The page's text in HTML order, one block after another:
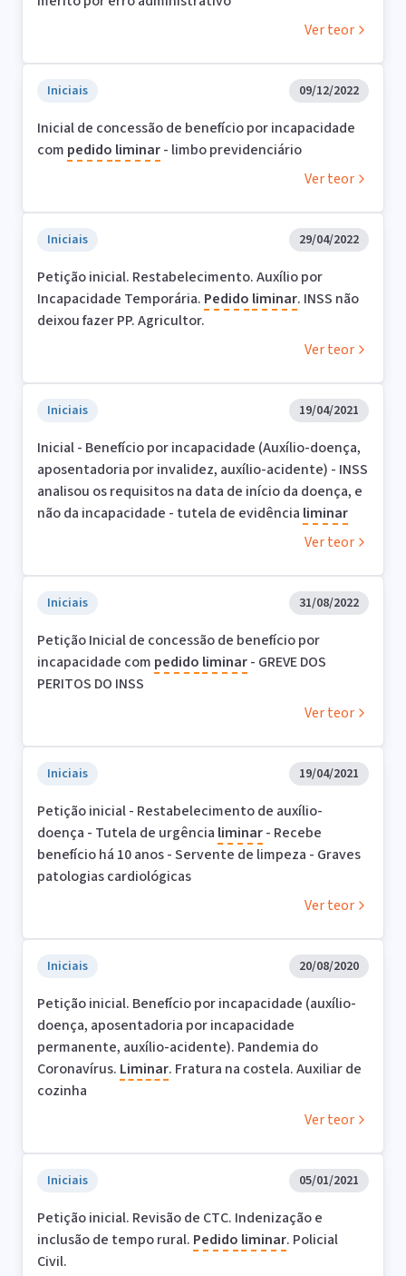
Ver teor
Iniciais 09/12/2022
Inicial de concessão de benefício por incapacidade
com pedido liminar- limbo previdenciário
Ver teor
Iniciais 29/04/2022
Petição inicial. Restabelecimento. Auxílio por
Incapacidade Temporária. Pedido liminar. INSS não
deixou fazer PP. Agricultor.
Ver teor
Iniciais 19/04/2021
Inicial - Benefício por incapacidade (Auxílio-doença,
aposentadoria por invalidez, auxílio-acidente) - INSS
analisou os requisitos na data de início da doença, e
não da incapacidade - tutela de evidência liminar
Ver teor
Iniciais 31/08/2022
Petição Inicial de concessão de benefício por
incapacidade com pedido liminar- GREVE DOS
PERITOS DO INSS
Ver teor
Iniciais 19/04/2021
Petição inicial - Restabelecimento de auxílio-
doença - Tutela de urgência liminar- Recebe
benefício há 10 anos - Servente de limpeza - Graves
patologias cardiológicas
Ver teor
Iniciais 20/08/2020
Petição inicial. Benefício por incapacidade (auxílio-
doença, aposentadoria por incapacidade
permanente, auxílio-acidente). Pandemia do
Coronavírus. Liminar. Fratura na costela. Auxiliar de
cozinha
Ver teor
Iniciais 05/01/2021
Petição inicial. Revisão de CTC. Indenização e
inclusão de tempo rural. Pedido liminar. Policial
Civil.